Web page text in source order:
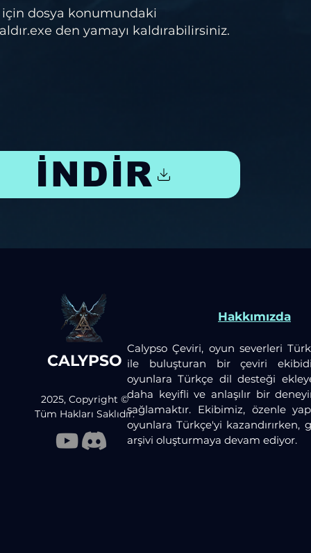
için dosya konumundaki
den yamayı kaldırabilirsiniz.
İNDİR
CALYPSO
2025, Copyright ©
Tüm Hakları Saklıdır.
Hakkımızda
Calypso Çeviri, oyun severleri
ile buluşturan bir çeviri
oyunlara Türkçe dil desteği
daha keyifli ve anlaşılır bir
sağlamaktır. Ekibimiz, özenle
oyunlara Türkçe'yi kazandırırken,
arşivi oluşturmaya devam ediyor.​